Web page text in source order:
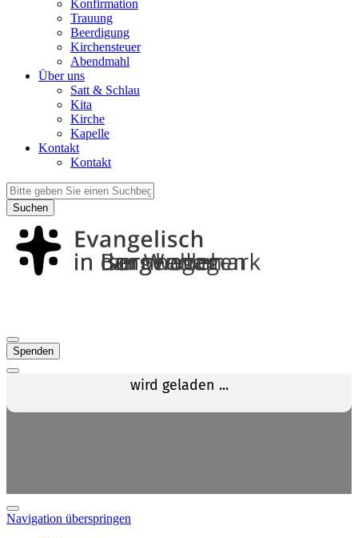
Konfirmation
Trauung
Beerdigung
Kirchensteuer
Abendmahl
Über uns
Satt & Schlau
Kita
Kirche
Kapelle
Kontakt
Kontakt
Suchen
Spenden
Navigation überspringen